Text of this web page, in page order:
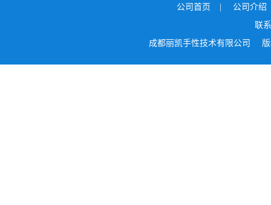
公司首页
公司介绍
联
成都丽凯手性技术有限公司